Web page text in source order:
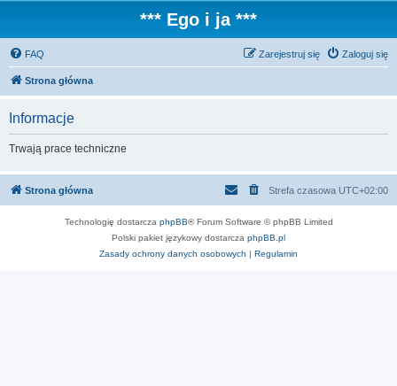
*** Ego i ja ***
FAQ Zaloguj się
Zarejestruj się
Strona główna
Informacje
Trwają prace techniczne
Strona główna Strefa czasowa UTC+02:00
Technologię dostarcza phpBB® Forum Software © phpBB Limited
Polski pakiet językowy dostarcza phpBB.pl
Zasady ochrony danych osobowych | Regulamin